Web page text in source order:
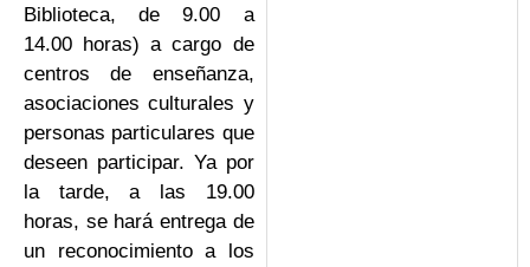
Biblioteca, de 9.00 a
14.00 horas) a cargo de
centros de enseñanza,
asociaciones culturales y
personas particulares que
deseen participar. Ya por
la tarde, a las 19.00
horas, se hará entrega de
un reconocimiento a los